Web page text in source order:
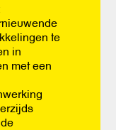
te
in
met een